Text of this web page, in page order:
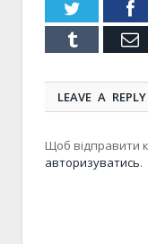
Twitter
Tumblr
LEAVE A REPLY
Щоб відправити
авторизуватись.